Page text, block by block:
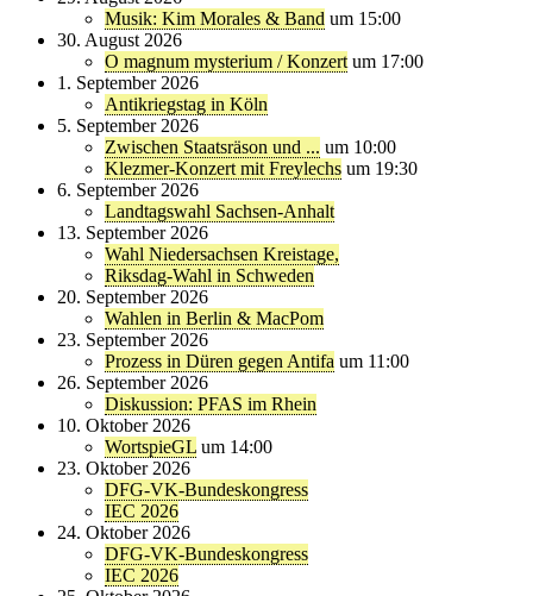
Musik: Kim Morales & Band um 15:00
30. August 2026
O magnum mysterium / Konzert um 17:00
1. September 2026
Antikriegstag in Köln
5. September 2026
Zwischen Staatsräson und ... um 10:00
Klezmer-Konzert mit Freylechs um 19:30
6. September 2026
Landtagswahl Sachsen-Anhalt
13. September 2026
Wahl Niedersachsen Kreistage,
Riksdag-Wahl in Schweden
20. September 2026
Wahlen in Berlin & MacPom
23. September 2026
Prozess in Düren gegen Antifa um 11:00
26. September 2026
Diskussion: PFAS im Rhein
10. Oktober 2026
WortspieGL um 14:00
23. Oktober 2026
DFG-VK-Bundeskongress
IEC 2026
24. Oktober 2026
DFG-VK-Bundeskongress
IEC 2026